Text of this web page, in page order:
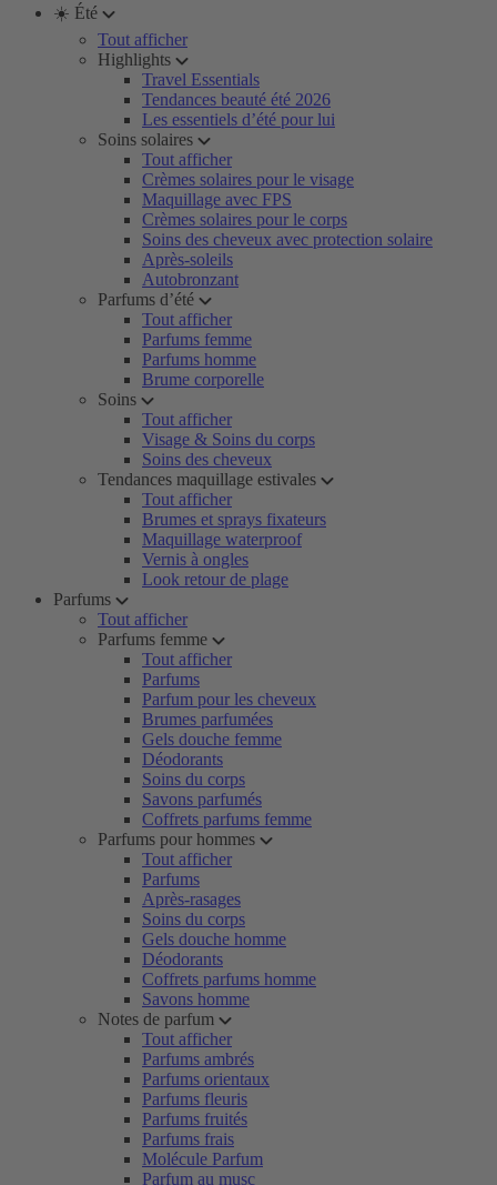
☀️ Été
Tout afficher
Highlights
Travel Essentials
Tendances beauté été 2026
Les essentiels d’été pour lui
Soins solaires
Tout afficher
Crèmes solaires pour le visage
Maquillage avec FPS
Crèmes solaires pour le corps
Soins des cheveux avec protection solaire
Après-soleils
Autobronzant
Parfums d’été
Tout afficher
Parfums femme
Parfums homme
Brume corporelle
Soins
Tout afficher
Visage & Soins du corps
Soins des cheveux
Tendances maquillage estivales
Tout afficher
Brumes et sprays fixateurs
Maquillage waterproof
Vernis à ongles
Look retour de plage
Parfums
Tout afficher
Parfums femme
Tout afficher
Parfums
Parfum pour les cheveux
Brumes parfumées
Gels douche femme
Déodorants
Soins du corps
Savons parfumés
Coffrets parfums femme
Parfums pour hommes
Tout afficher
Parfums
Après-rasages
Soins du corps
Gels douche homme
Déodorants
Coffrets parfums homme
Savons homme
Notes de parfum
Tout afficher
Parfums ambrés
Parfums orientaux
Parfums fleuris
Parfums fruités
Parfums frais
Molécule Parfum
Parfum au musc